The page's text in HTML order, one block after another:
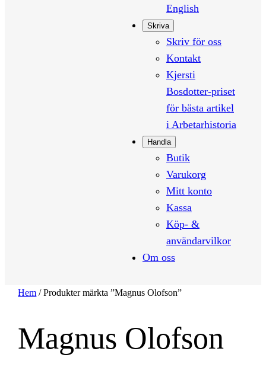
English
Skriva
Skriv för oss
Kontakt
Kjersti
Bosdotter-priset
för bästa artikel
i Arbetarhistoria
Handla
Butik
Varukorg
Mitt konto
Kassa
Köp- &
användarvilkor
Om oss
Hem / Produkter märkta ”Magnus Olofson”
Magnus Olofson